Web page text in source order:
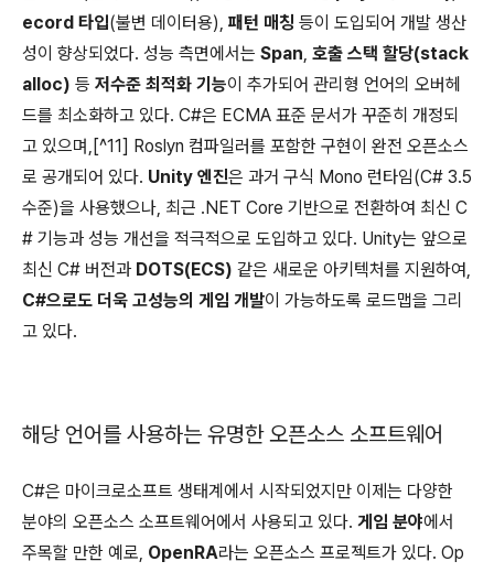
ecord 타입(불변 데이터용), 패턴 매칭 등이 도입되어 개발 생산
성이 향상되었다. 성능 측면에서는 Span, 호출 스택 할당(stack
alloc) 등 저수준 최적화 기능이 추가되어 관리형 언어의 오버헤
드를 최소화하고 있다. C#은 ECMA 표준 문서가 꾸준히 개정되
고 있으며,[^11] Roslyn 컴파일러를 포함한 구현이 완전 오픈소스
로 공개되어 있다. Unity 엔진은 과거 구식 Mono 런타임(C# 3.5
수준)을 사용했으나, 최근 .NET Core 기반으로 전환하여 최신 C
# 기능과 성능 개선을 적극적으로 도입하고 있다. Unity는 앞으로
최신 C# 버전과 DOTS(ECS) 같은 새로운 아키텍처를 지원하여,
C#으로도 더욱 고성능의 게임 개발이 가능하도록 로드맵을 그리
고 있다.
해당 언어를 사용하는 유명한 오픈소스 소프트웨어
C#은 마이크로소프트 생태계에서 시작되었지만 이제는 다양한
분야의 오픈소스 소프트웨어에서 사용되고 있다. 게임 분야에서
주목할 만한 예로, OpenRA라는 오픈소스 프로젝트가 있다. Op